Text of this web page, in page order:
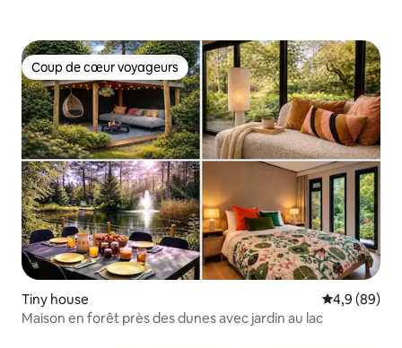
Coup de cœur voyageurs
Coup de cœur voyageurs
Tiny house Évaluation
4,9 (89)
Maison en forêt près des dunes avec jardin au lac